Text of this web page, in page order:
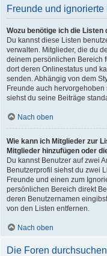
Freunde und ignorierte
Wozu benötige ich die
Du kannst diese Listen
verwalten. Mitglieder, die du
deinem persönlichen Bereich
dort deren Onlinestatus und
senden. Abhängig von dem
Freunde auch
siehst du seine Beiträge
Nach oben
Wie kann ich Mitglieder zur
Mitglieder hinzufügen oder
Du kannst Benutzer auf zwei
Benutzerprofil siehst du zwei
Freunde und einen zum
persönlichen Bereich direkt
deren Benutzernamen
von den Listen entfernen.
Nach oben
Die Foren durchsuchen